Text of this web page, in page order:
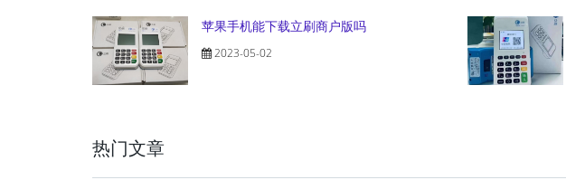
苹果手机能下载立刷商户版吗
2023-05-02
热门文章